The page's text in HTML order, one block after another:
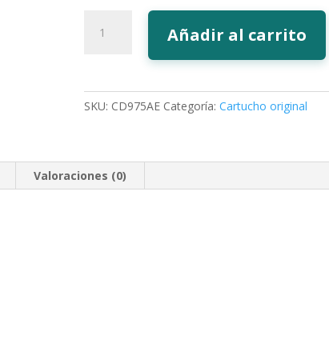
XL
cantidad
Añadir al carrito
SKU: CD975AE Categoría: Cartucho original
Valoraciones (0)